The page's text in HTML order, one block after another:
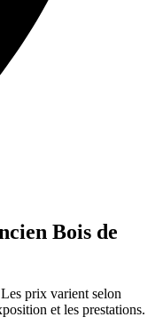
Bois de
prix varient selon
et les prestations.